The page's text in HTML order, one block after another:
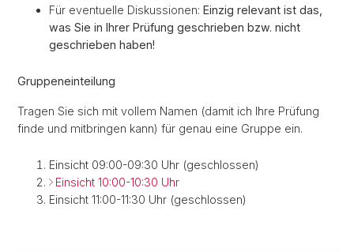
Für eventuelle Diskussionen: Einzig relevant ist das,
was Sie in Ihrer Prüfung geschrieben bzw. nicht
geschrieben haben!
Gruppeneinteilung
Tragen Sie sich mit vollem Namen (damit ich Ihre Prüfung
finde und mitbringen kann) für genau eine Gruppe ein.
Einsicht 09:00-09:30 Uhr (geschlossen)
Einsicht 10:00-10:30 Uhr
Einsicht 11:00-11:30 Uhr (geschlossen)